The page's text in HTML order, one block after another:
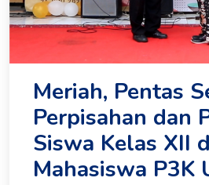
Meriah, Pentas
Perpisahan dan
Siswa Kelas XII
Mahasiswa P3K